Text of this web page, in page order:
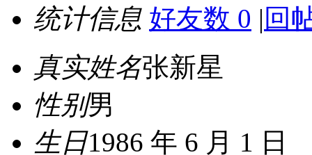
统计信息 好友数 0 | 回
真实姓名张新星
性别男
生日1986 年 6 月 1 日